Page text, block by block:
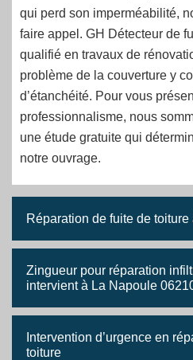
qui perd son imperméabilité,
faire appel. GH Détecteur de
qualifié en travaux de
problème de la couverture y
d’étanchéité. Pour vous
professionnalisme, nous
une étude gratuite qui
notre ouvrage.
Réparation de fuite de toiture
Zingueur pour réparation
intervient à La Napoule
Intervention d’urgence en
toiture